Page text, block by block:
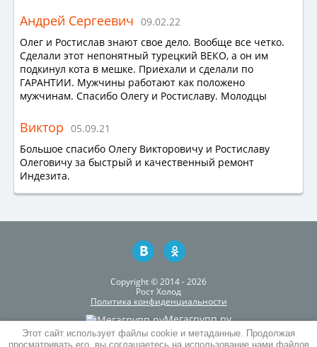
Этот сайт использует файлы cookie и метаданные. Продолжая
просматривать его, вы соглашаетесь на использование нами файлов
Андрей Сергеевич 09.02.22
Олег и Ростислав знают свое дело. Вообще все четко.
Сделали этот непонятный турецкий ВЕКО, а он им
подкинул кота в мешке. Приехали и сделали по
ГАРАНТИИ. Мужчины работают как положено
мужчинам. Спасибо Олегу и Ростиславу. Молодцы
Виктор 05.09.21
Большое спасибо Олегу Викторовичу и Ростиславу
Олеговичу за быстрый и качественный ремонт
Индезита.
+7 (499) 375-83-88
Copyright © 2014 - 2026
Рост Холод
Политика конфиденциальности
Мегагрупп.ру